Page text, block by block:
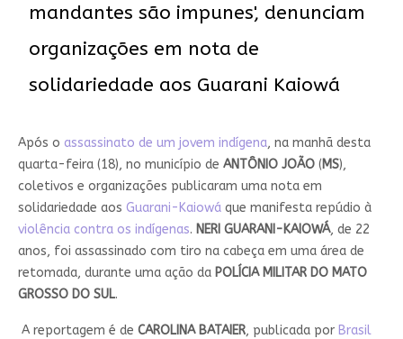
mandantes são impunes', denunciam
organizações em nota de
solidariedade aos Guarani Kaiowá
Após o assassinato de um jovem indígena, na manhã desta
quarta-feira (18), no município de ANTÔNIO JOÃO (MS),
coletivos e organizações publicaram uma nota em
solidariedade aos Guarani-Kaiowáque manifesta repúdio à
violência contra os indígenas. NERI GUARANI-KAIOWÁ, de 22
anos, foi assassinado com tiro na cabeça em uma área de
retomada, durante uma ação da POLÍCIA MILITAR DO MATO
GROSSO DO SUL.
A reportagem é de CAROLINA BATAIER, publicada por Brasil